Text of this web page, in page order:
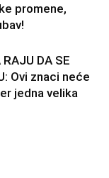
promene,
DA SE
Ovi znaci neće
jedna velika